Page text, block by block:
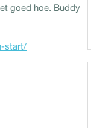
goed hoe. Buddy
start/